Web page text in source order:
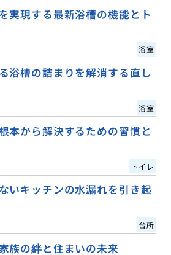
実現する最新浴槽の機能とト
浴室
浴槽の詰まりを解消する直し
浴室
本から解決するための習慣と
トイレ
いキッチンの水漏れを引き起
台所
族の絆と住まいの未来